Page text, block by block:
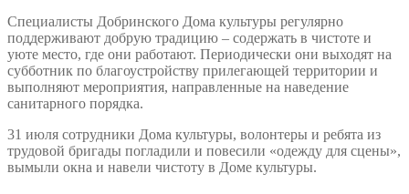
Специалисты Добринского Дома культуры регулярно
поддерживают добрую традицию – содержать в чистоте и
уюте место, где они работают. Периодически они выходят на
субботник по благоустройству прилегающей территории и
выполняют мероприятия, направленные на наведение
санитарного порядка.
31 июля сотрудники Дома культуры, волонтеры и ребята из
трудовой бригады погладили и повесили «одежду для сцены»,
вымыли окна и навели чистоту в Доме культуры.